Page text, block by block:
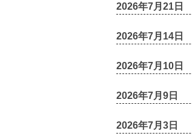
2026年7月21日
2026年7月14日
2026年7月10日
2026年7月9日
2026年7月3日